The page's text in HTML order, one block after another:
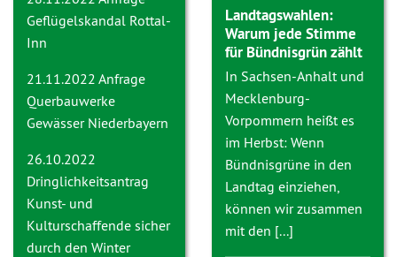
Geflügelskandal Rottal-
Inn
21.11.2022 Anfrage
Querbauwerke
Gewässer Niederbayern
26.10.2022
Dringlichkeitsantrag
Kunst- und
Kulturschaffende sicher
durch den Winter
Landtagswahlen:
Warum jede Stimme
für Bündnisgrün zählt
In Sachsen-Anhalt und
Mecklenburg-
Vorpommern heißt es
im Herbst: Wenn
Bündnisgrüne in den
Landtag einziehen,
können wir zusammen
mit den [...]